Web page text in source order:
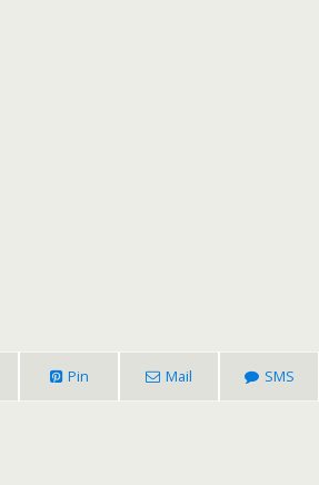
Pin Mail SMS